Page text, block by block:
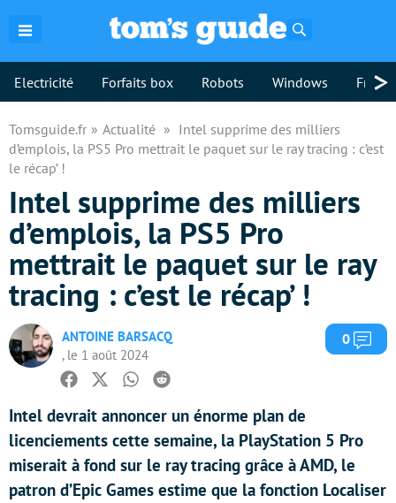
Electricité Forfaits box Robots Windows >
Tomsguide.fr Actualité
Intel supprime des milliers
d’emplois, la PS5 Pro mettrait le paquet sur le ray tracing : c’est
le récap’ !
Intel supprime des milliers
d’emplois, la PS5 Pro
mettrait le paquet sur le ray
tracing : c’est le récap’ !
ANTOINE BARSACQ
, le 1 août 2024
0
Facebook
TwitterWhatsapp
Reddit
Intel devrait annoncer un énorme plan de
licenciements cette semaine, la PlayStation 5 Pro
miserait à fond sur le ray tracing grâce à AMD, le
patron d’Epic Games estime que la fonction Localiser